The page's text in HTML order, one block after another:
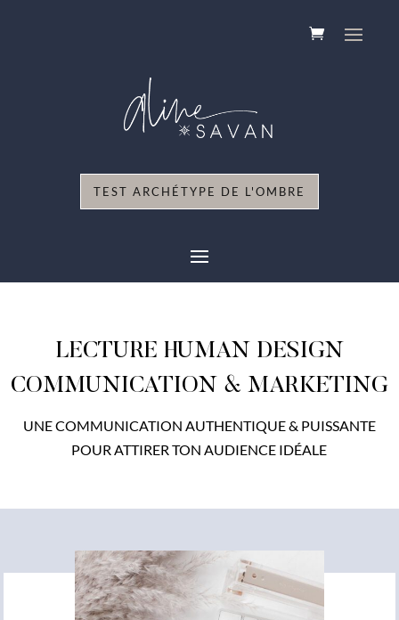
TEST ARCHÉTYPE DE L'OMBRE
LECTURE HUMAN DESIGN
COMMUNICATION & MARKETING
UNE COMMUNICATION AUTHENTIQUE & PUISSANTE
POUR ATTIRER TON AUDIENCE IDÉALE